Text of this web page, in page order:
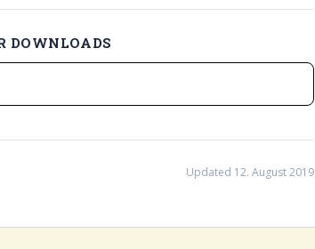
DOWNLOADS
Updated 12. August 2019